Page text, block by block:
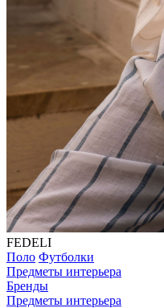
FEDELI
Поло Футболки
Предметы интерьера
Бренды
Предметы интерьера